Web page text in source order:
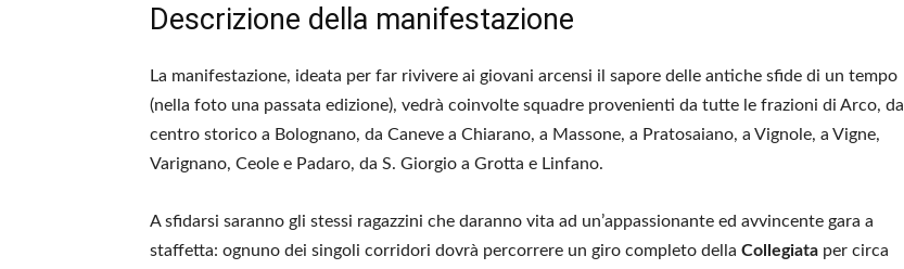
Descrizione della manifestazione
La manifestazione, ideata per far rivivere ai giovani arcensi il sapore delle antiche sfide di un tempo
(nella foto una passata edizione), vedrà coinvolte squadre provenienti da tutte le frazioni di Arco, dal
centro storico a Bolognano, da Caneve a Chiarano, a Massone, a Pratosaiano, a Vignole, a Vigne,
Varignano, Ceole e Padaro, da S. Giorgio a Grotta e Linfano.
A sfidarsi saranno gli stessi ragazzini che daranno vita ad un’appassionante ed avvincente gara a
staffetta: ognuno dei singoli corridori dovrà percorrere un giro completo della Collegiata per circa